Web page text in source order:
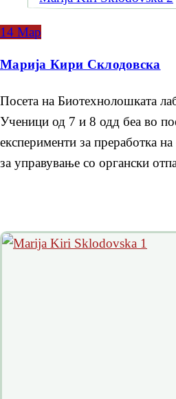
14 Мар
Марија Кири Склодовска
Посета на Биотехнолошката
Ученици од 7 и 8 одд беа во
експерименти за преработка
за управување со органски